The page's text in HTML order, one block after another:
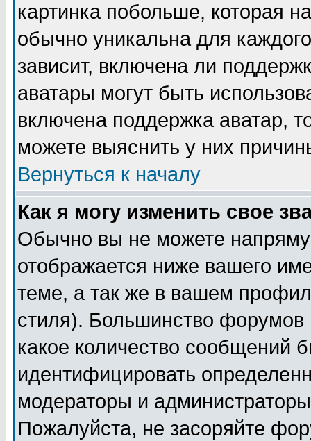
картинка побольше, которая
обычно уникальна для
зависит, включена ли
аватары могут быть
включена поддержка аватар,
можете выяснить у них
Вернуться к началу
Как я могу изменить свое
Обычно вы не можете
отображается ниже вашего
теме, а так же в вашем
стиля). Большинство форумов
какое количество сообщений
идентифицировать
модераторы и
Пожалуйста, не засоряйте